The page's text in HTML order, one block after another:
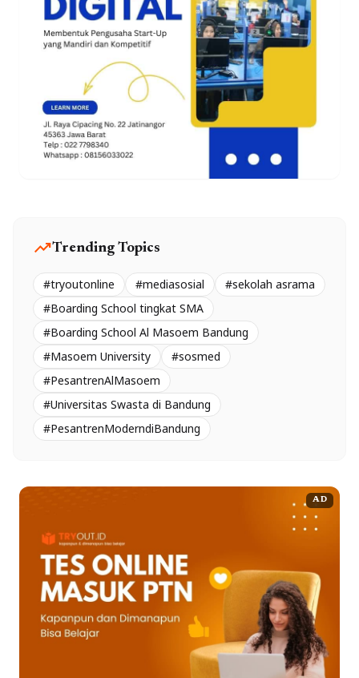
trending_upTrending Topics
#tryoutonline #mediasosial
#sekolah asrama
#Boarding School tingkat SMA
#Boarding School Al Masoem Bandung
#Masoem University
#sosmed
#PesantrenAlMasoem
#Universitas Swasta di Bandung
#PesantrenModerndiBandung
AD